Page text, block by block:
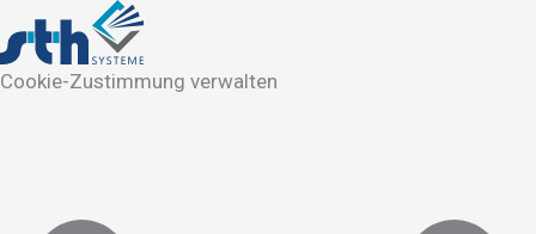
Cookie-Zustimmung verwalten